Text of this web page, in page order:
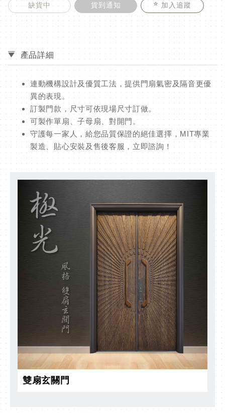
缺貨中 貨到通知 加入追蹤
產品詳細
連動機構設計及優質工法，提供門扇氣密及隔音更優
異的表現。
訂製門款，尺寸可依現場尺寸訂做。
可製作單扇、子母扇、對開門。
守護每一家人，給您品質保證的絕佳選擇，MIT專業
製造、貼心安裝及售後客服，立即諮詢！
雙扇玄關門